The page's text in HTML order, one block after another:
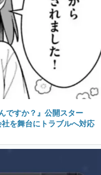
ですか？』公開スター
を舞台にトラブルへ対応